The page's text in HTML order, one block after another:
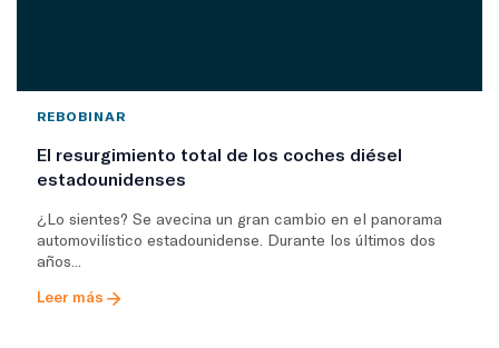
REBOBINAR
El resurgimiento total de los coches diésel
estadounidenses
¿Lo sientes? Se avecina un gran cambio en el panorama
automovilístico estadounidense. Durante los últimos dos
años...
Leer más